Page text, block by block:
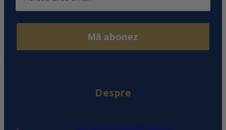
Mă abonez
Despre